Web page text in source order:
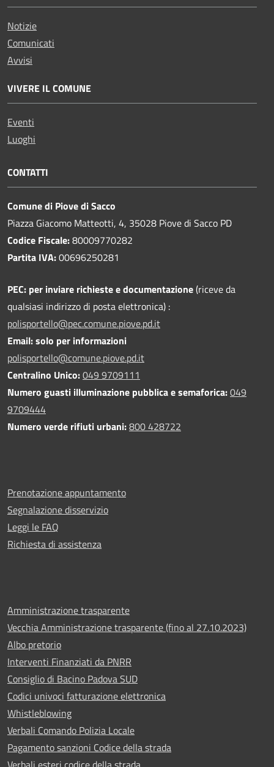
Notizie
Comunicati
Avvisi
VIVERE IL COMUNE
Eventi
Luoghi
CONTATTI
Comune di Piove di Sacco
Piazza Giacomo Matteotti, 4, 35028 Piove di Sacco PD
Codice Fiscale:80009770282
Partita IVA:00696250281
PEC: per inviare richieste e documentazione(riceve da
qualsiasi indirizzo di posta elettronica) :
polisportello@pec.comune.piove.pd.it
Email: solo per informazioni
polisportello@comune.piove.pd.it
Centralino Unico:049 9709111
Numero guasti illuminazione pubblica e semaforica:049
9709444
Numero verde rifiuti urbani:800 428722
Prenotazione appuntamento
Segnalazione disservizio
Leggi le FAQ
Richiesta di assistenza
Amministrazione trasparente
Vecchia Amministrazione trasparente (fino al 27.10.2023)
Albo pretorio
Interventi Finanziati da PNRR
Consiglio di Bacino Padova SUD
Codici univoci fatturazione elettronica
Whistleblowing
Verbali Comando Polizia Locale
Pagamento sanzioni Codice della strada